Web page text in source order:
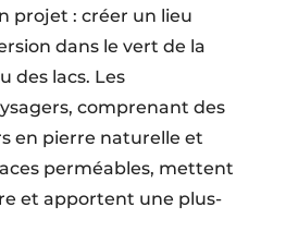
projet : créer un lieu
dans le vert de la
des lacs. Les
comprenant des
en pierre naturelle et
perméables, mettent
et apportent une plus-